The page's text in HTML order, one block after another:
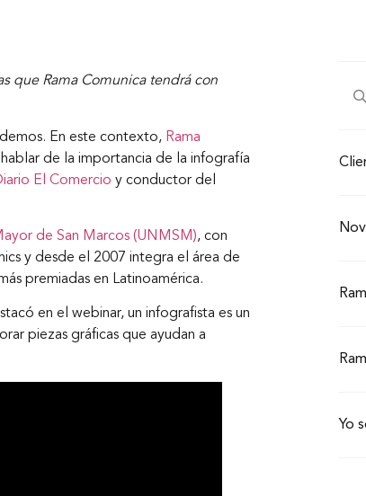
que Rama Comunica tendrá con
En este contexto, Rama
de la importancia de la infografía
El Comercio y conductor del
de San Marcos (UNMS M), con
y desde el 2007 integra el área de
premiadas en Latinoamérica.
en el webinar, un infografista es un
piezas gráficas que ayudan a
Yo